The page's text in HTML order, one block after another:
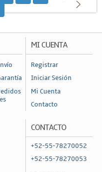
MI CUENTA
Registrar
Iniciar Sesión
Mi Cuenta
Contacto
CONTACTO
+52-55-78270052
+52-55-78270053